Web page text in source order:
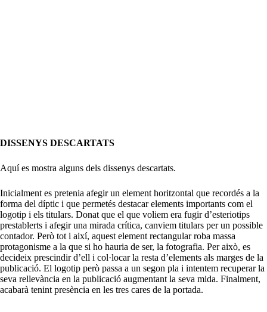
DISSENYS DESCARTATS
Aquí es mostra alguns dels dissenys descartats.
Inicialment es pretenia afegir un element horitzontal que recordés a la
forma del díptic i que permetés destacar elements importants com el
logotip i els titulars. Donat que el que voliem era fugir d’esteriotips
prestablerts i afegir una mirada crítica, canviem titulars per un possible
contador. Però tot i així, aquest element rectangular roba massa
protagonisme a la que si ho hauria de ser, la fotografia. Per això, es
decideix prescindir d’ell i col·locar la resta d’elements als marges de la
publicació. El logotip però passa a un segon pla i intentem recuperar la
seva rellevància en la publicació augmentant la seva mida. Finalment,
acabarà tenint presència en les tres cares de la portada.